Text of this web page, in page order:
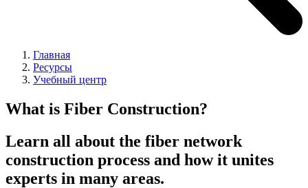
Главная
Ресурсы
Учебный центр
What is Fiber Construction?
Learn all about the fiber network
construction process and how it unites
experts in many areas.